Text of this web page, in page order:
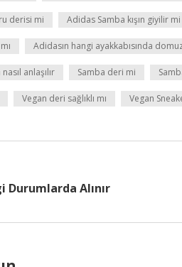
derisi mi Adidas Samba kışın giyilir mi
Adidasın hangi ayakkabısında
anlaşılır Samba deri mi
Vegan deri sağlıklı mı Vegan
Durumlarda Alınır